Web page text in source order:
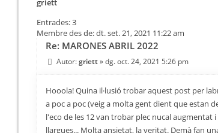
griett
Entrades:3
Membre des de:dt. set. 21, 2021 11:22 am
Re: MARONES ABRIL 2022
Autor:griett»dg. oct. 24, 2021 5:26 pm
Hooola! Quina il·lusió trobar aquest post per
a poc a poc (veig a molta gent dient que estan
l'eco de les 12 van trobar plec nucal
llargues... Molta ansietat, la veritat. Demà fan